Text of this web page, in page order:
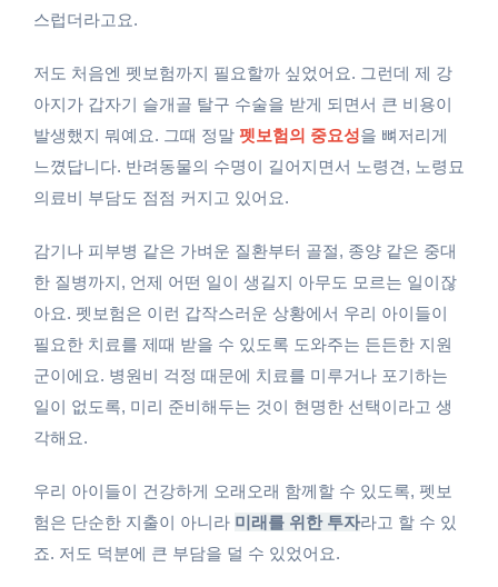
스럽더라고요.
저도 처음엔 펫보험까지 필요할까 싶었어요. 그런데 제 강
아지가 갑자기 슬개골 탈구 수술을 받게 되면서 큰 비용이
발생했지 뭐예요. 그때 정말 펫보험의 중요성을 뼈저리게
느꼈답니다. 반려동물의 수명이 길어지면서 노령견, 노령묘
의료비 부담도 점점 커지고 있어요.
감기나 피부병 같은 가벼운 질환부터 골절, 종양 같은 중대
한 질병까지, 언제 어떤 일이 생길지 아무도 모르는 일이잖
아요. 펫보험은 이런 갑작스러운 상황에서 우리 아이들이
필요한 치료를 제때 받을 수 있도록 도와주는 든든한 지원
군이에요. 병원비 걱정 때문에 치료를 미루거나 포기하는
일이 없도록, 미리 준비해두는 것이 현명한 선택이라고 생
각해요.
우리 아이들이 건강하게 오래오래 함께할 수 있도록, 펫보
험은 단순한 지출이 아니라 미래를 위한 투자라고 할 수 있
죠. 저도 덕분에 큰 부담을 덜 수 있었어요.